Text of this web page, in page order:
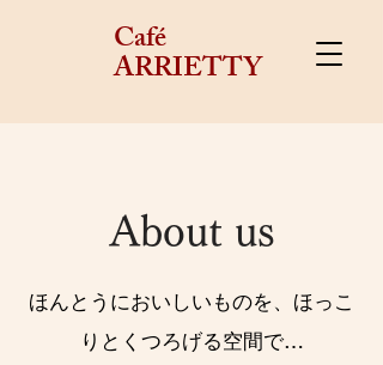
Café
ARRIETTY
About us
ほんとうにおいしいものを、ほっこ
りとくつろげる空間で…